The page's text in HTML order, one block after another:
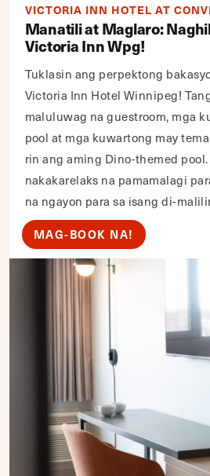
VICTORIA INN HOTEL AT
Manatili at Maglaro:
Victoria Inn Wpg!
Tuklasin ang perpektong
Victoria Inn Hotel Winnipeg!
maluluwag na guestroom, mga
pool at mga kuwartong may
rin ang aming Dino-themed pool.
nakakarelaks na pamamalagi
na ngayon para sa isang di-
MAG-BOOK NA!